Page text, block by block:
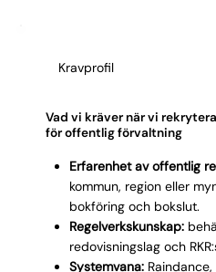
matchar er förvaltnings
hanterar en verklig
långsiktigt beslut.
Kravprofil
Vad vi kräver när vi
för offentlig förvaltning
Erfarenhet av offentlig
kommun, region eller
bokföring och bokslut.
Regelverkskunskap:
redovisningslag och
Systemvana:Raindance,